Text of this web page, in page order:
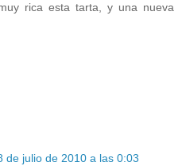
rica esta tarta, y una nueva
de julio de 2010 a las 0:03